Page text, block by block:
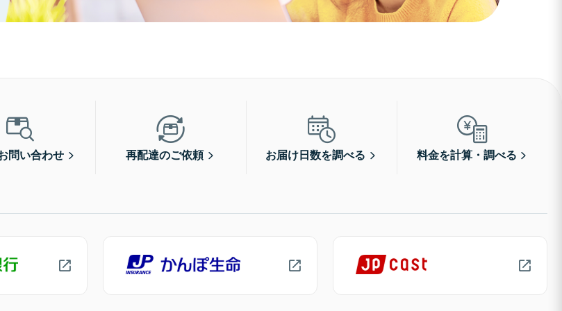
問い合わせ 再配達のご依頼 お届け日数を調べる 料金を計算・調べる